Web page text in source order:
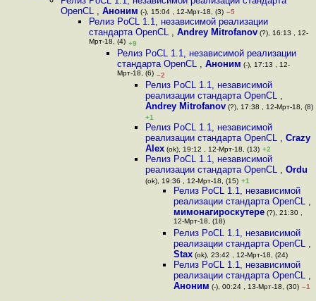
OpenCL , Аноним (-), 15:04 , 12-Мрт-18, (3) –5
Релиз PoCL 1.1, независимой реализации
стандарта OpenCL , Andrey Mitrofanov (?), 16:13 , 12-
Мрт-18, (4) +9
Релиз PoCL 1.1, независимой реализации
стандарта OpenCL , Аноним (-), 17:13 , 12-
Мрт-18, (6) –2
Релиз PoCL 1.1, независимой
реализации стандарта OpenCL ,
Andrey Mitrofanov (?), 17:38 , 12-Мрт-18, (8)
+1
Релиз PoCL 1.1, независимой
реализации стандарта OpenCL , Crazy
Alex (ok), 19:12 , 12-Мрт-18, (13) +2
Релиз PoCL 1.1, независимой
реализации стандарта OpenCL , Ordu
(ok), 19:36 , 12-Мрт-18, (15) +1
Релиз PoCL 1.1, независимой
реализации стандарта OpenCL ,
мимонагироскутере (?), 21:30 ,
12-Мрт-18, (18)
Релиз PoCL 1.1, независимой
реализации стандарта OpenCL ,
Stax (ok), 23:42 , 12-Мрт-18, (24)
Релиз PoCL 1.1, независимой
реализации стандарта OpenCL ,
Аноним (-), 00:24 , 13-Мрт-18, (30) –1